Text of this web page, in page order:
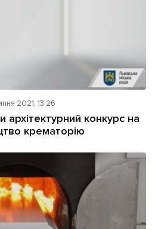
2021, 13:26
архітектурний конкурс на
крематорію